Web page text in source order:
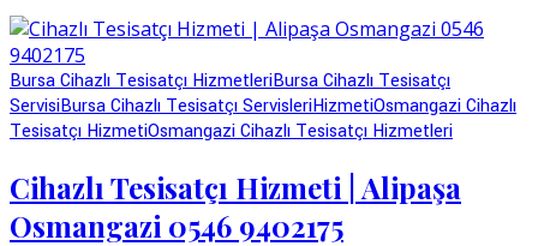
Bursa Cihazlı Tesisatçı HizmetleriBursa Cihazlı Tesisatçı
ServisiBursa Cihazlı Tesisatçı ServisleriHizmetiOsmangazi Cihazlı
Tesisatçı HizmetiOsmangazi Cihazlı Tesisatçı Hizmetleri
Cihazlı Tesisatçı Hizmeti | Alipaşa
Osmangazi 0546 9402175